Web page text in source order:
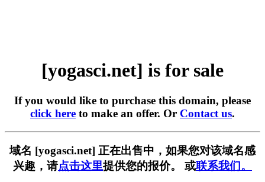
[yogasci.net] is for sale
If you would like to purchase this domain, please
click here to make an offer. Or Contact us.
域名 [yogasci.net] 正在出售中，如果您对该域名感
兴趣，请点击这里提供您的报价。 或联系我们。